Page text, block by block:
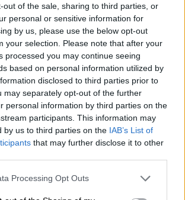
out of the sale, sharing to third parties, or
personal or sensitive information for
by us, please use the below opt-out
your selection. Please note that after your
processed you may continue seeing
based on personal information utilized by
disclosed to third parties prior to
may separately opt-out of the further
personal information by third parties on the
participants. This information may
by us to third parties on the IAB’s List of
that may further disclose it to other
Processing Opt Outs
ύδατος για ύδρευση ή/και
επεξεργασία λυμάτων είναι η
ΑΕ, η Εταιρεία Παγίων ΕΥΔΑΠ, η
ΕΥΑΘ, οι ΔΕΥΑ, οι ΟΤΑ Α’ βαθμού,
φορείς που παρέχουν νερό
τελικούς χρήστες.
τέλη επιβάλλονται στους
αμέσως μετά την ολοκλήρωση